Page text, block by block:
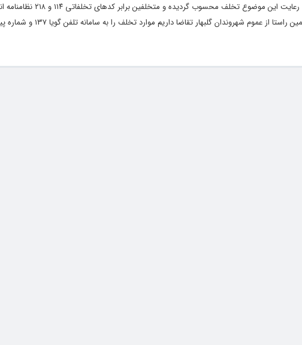
می‌گردد. فاضلی‌حق‌پناه افزود: عدم رعایت این